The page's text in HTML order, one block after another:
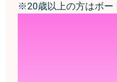
※20歳以上の方はボー